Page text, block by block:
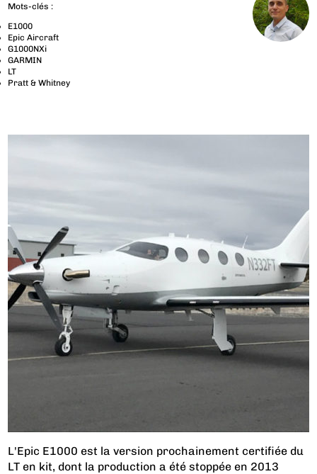
Mots-clés :
E1000
Epic Aircraft
G1000NXi
GARMIN
LT
Pratt & Whitney
L'Epic E1000 est la version prochainement certifiée du
LT en kit, dont la production a été stoppée en 2013